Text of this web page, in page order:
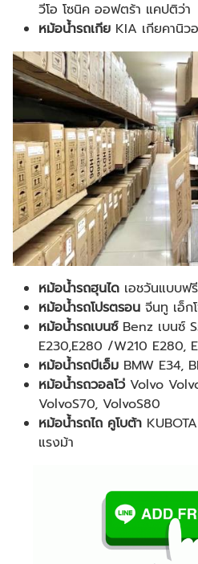
วีโอ โซนิค ออฟตร้า แคปติว่า
หม้อน้ำรถเกีย KIA เกียคานิว
หม้อน้ำรถฮุนได เอชวันแบบฟ
หม้อน้ำรถโปรตรอน จีนทู เอ็ก
หม้อน้ำรถเบนซ์Benz เบนซ์
E230,E280 /W210 E280,
หม้อน้ำรถบีเอ็ม BMW E34,
หม้อน้ำรถวอลโว่Volvo
VolvoS70, VolvoS80
หม้อน้ำรถไถ คูโบต้า
แรงม้า